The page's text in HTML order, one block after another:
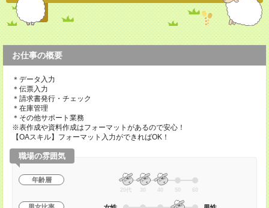
お仕事の概要
＊データ入力
＊伝票入力
＊請求書発行・チェック
＊在庫管理
＊その他サポート業務
※表作成や資料作成はフォーマットがあるので安心！
【OAスキル】フォーマット入力ができればOK！
職場の雰囲気
年齢層
20代 30 40 50 60